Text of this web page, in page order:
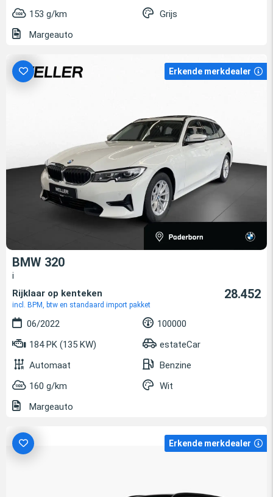
153 g/km
Grijs
Margeauto
Erkende merkdealer
BMW 320
i
Rijklaar op kenteken
incl. BPM, btw en standaard import pakket
28.452
06/2022
100000
184 PK (135 KW)
estateCar
Automaat
Benzine
160 g/km
Wit
Margeauto
Erkende merkdealer